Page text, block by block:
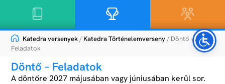
Katedra versenyek/ Katedra Történelemverseny/ Döntő –
Feladatok
Döntő – Feladatok
A döntőre 2027 májusában vagy júniusában kerül sor.